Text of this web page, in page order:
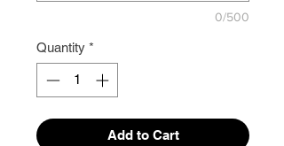
0/500
Quantity *
Add to Cart